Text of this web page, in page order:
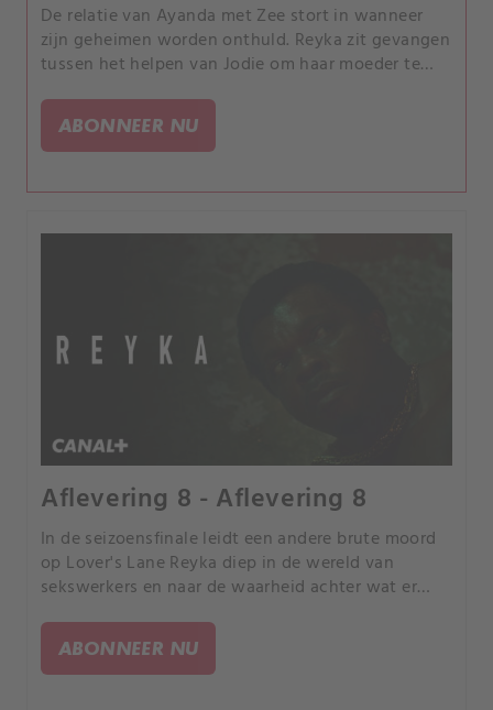
De relatie van Ayanda met Zee stort in wanneer
zijn geheimen worden onthuld. Reyka zit gevangen
tussen het helpen van Jodie om haar moeder te
de punten in haar duistere verleden.
ABONNEER NU
Aflevering 8 - Aflevering 8
In de seizoensfinale leidt een andere brute moord
op Lover's Lane Reyka diep in de wereld van
sekswerkers en naar de waarheid achter wat er
overtuigt Jodie om zich bij hem op het schip te
voegen en bereidt zich voor om te ontsnappen.
ABONNEER NU